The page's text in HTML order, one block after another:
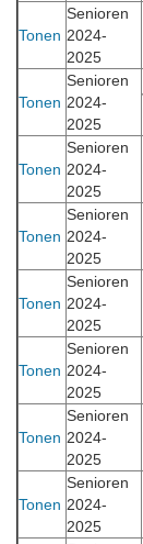
Tonen
Senioren
2024-
2025
Tonen
Senioren
2024-
2025
Tonen
Senioren
2024-
2025
Tonen
Senioren
2024-
2025
Tonen
Senioren
2024-
2025
Tonen
Senioren
2024-
2025
Tonen
Senioren
2024-
2025
Tonen
Senioren
2024-
2025